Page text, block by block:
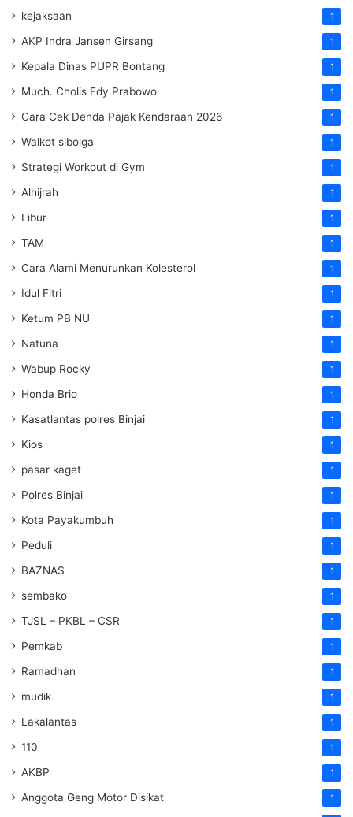
kejaksaan 1
AKP Indra Jansen Girsang 1
Kepala Dinas PUPR Bontang 1
Much. Cholis Edy Prabowo 1
Cara Cek Denda Pajak Kendaraan 2026 1
Walkot sibolga 1
Strategi Workout di Gym 1
Alhijrah 1
Libur 1
TAM 1
Cara Alami Menurunkan Kolesterol 1
Idul Fitri 1
Ketum PB NU 1
Natuna 1
Wabup Rocky 1
Honda Brio 1
Kasatlantas polres Binjai 1
Kios 1
pasar kaget 1
Polres Binjai 1
Kota Payakumbuh 1
Peduli 1
BAZNAS 1
sembako 1
TJSL – PKBL – CSR 1
Pemkab 1
Ramadhan 1
mudik 1
Lakalantas 1
110 1
AKBP 1
Anggota Geng Motor Disikat 1